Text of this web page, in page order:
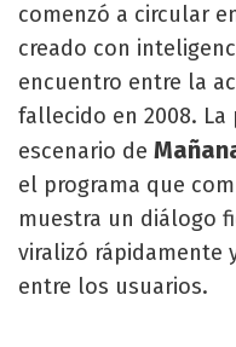
comenzó a circular
creado con
encuentro entre la
fallecido en 2008. La
escenario de
el programa que
muestra un diálogo
viralizó rápidamente
entre los usuarios.